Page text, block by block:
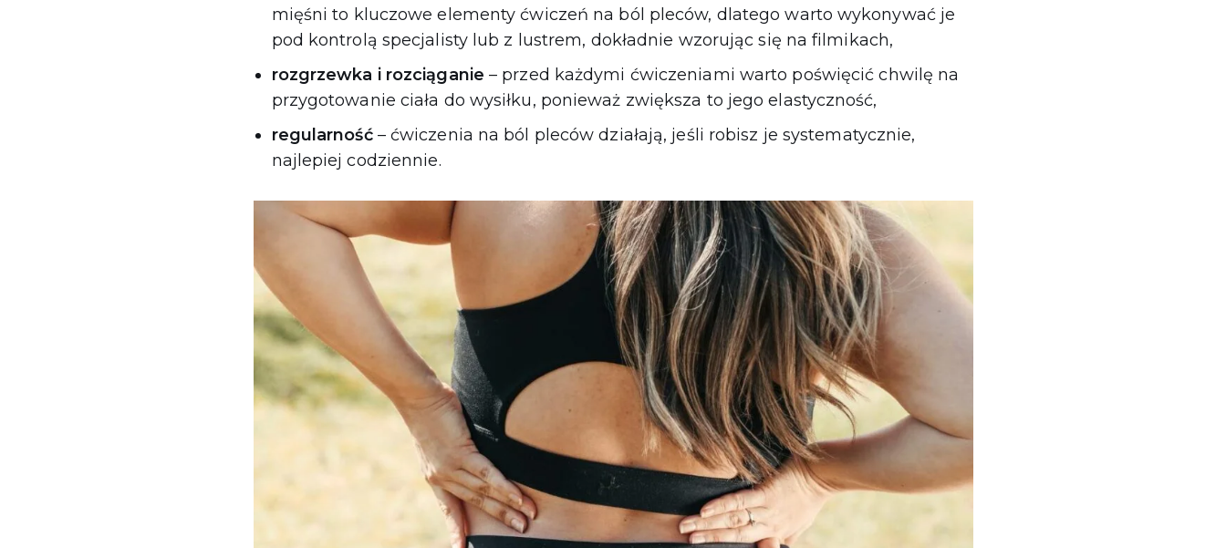
mięśni to kluczowe elementy ćwiczeń na ból pleców, dlatego warto wykonywać je
pod kontrolą specjalisty lub z lustrem, dokładnie wzorując się na filmikach,
rozgrzewka i rozciąganie – przed każdymi ćwiczeniami warto poświęcić chwilę na
przygotowanie ciała do wysiłku, ponieważ zwiększa to jego elastyczność,
regularność – ćwiczenia na ból pleców działają, jeśli robisz je systematycznie,
najlepiej codziennie.